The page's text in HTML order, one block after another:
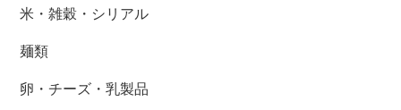
米・雑穀・シリアル
麺類
卵・チーズ・乳製品